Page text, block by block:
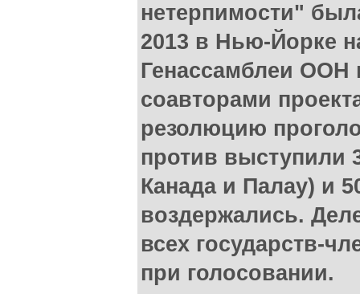
нетерпимости"
2013 в Нью-Йорке
Генассамблеи ООН
соавторами
резолюцию
против выступили
Канада и Палау) и
воздержались.
всех государств-
при голосовании.